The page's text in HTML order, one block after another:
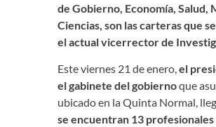
de Gobierno, Economía,
Ciencias, son las carteras que
el actual vicerrector de
Este viernes 21 de enero,el
el gabinete del gobiernoque
ubicado en la Quinta Normal,
se encuentran 13